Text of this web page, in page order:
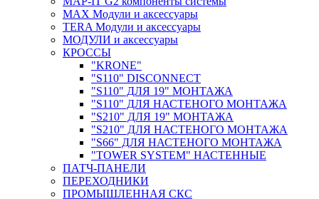
MAX Модули и аксессуары
TERA Модули и аксессуары
МОДУЛИ и аксессуары
КРОССЫ
"KRONE"
"S110" DISCONNECT
"S110" ДЛЯ 19" МОНТАЖА
"S110" ДЛЯ НАСТЕНОГО МОНТАЖА
"S210" ДЛЯ 19" МОНТАЖА
"S210" ДЛЯ НАСТЕНОГО МОНТАЖА
"S66" ДЛЯ НАСТЕНОГО МОНТАЖА
"TOWER SYSTEM" НАСТЕННЫЕ
ПАТЧ-ПАНЕЛИ
ПЕРЕХОДНИКИ
ПРОМЫШЛЕННАЯ СКС